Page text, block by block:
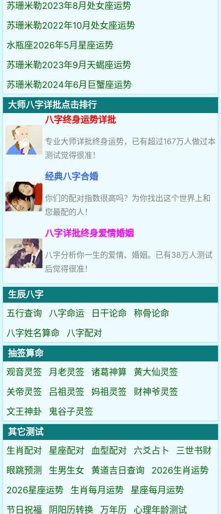
苏珊米勒2023年8月处女座运势
苏珊米勒2022年10月处女座运势
水瓶座2026年5月星座运势
苏珊米勒2023年9月天蝎座运势
苏珊米勒2024年6月巨蟹座运势
大师八字详批点击排行
八字终身运势详批
专业大师详批终身运势，已有超过167万人做过本
测试觉得很准！
经典八字合婚
你们的配对指数很高吗？为你找出这个世界上和
您最配的人！
八字详批终身爱情婚姻
八字分析你一生的爱情、婚姻。已有38万人测试
后觉得很准！
生辰八字
五行查询
八字命运 日干论命
称骨论命
八字姓名算命
八字配对
抽签算命
观音灵签
月老灵签 诸葛神算
黄大仙灵签
关帝灵签
吕祖灵签 妈祖灵签
财神爷灵签
文王神卦
鬼谷子灵签
其它测试
生肖配对
星座配对 血型配对 六爻占卜
三世书财
眼跳预测
生男生女 黄道吉日查询
2026生肖运势
2026星座运势
生肖每月运势
星座每月运势
节日祝福
阴阳历转换 万年历 心理年龄测试